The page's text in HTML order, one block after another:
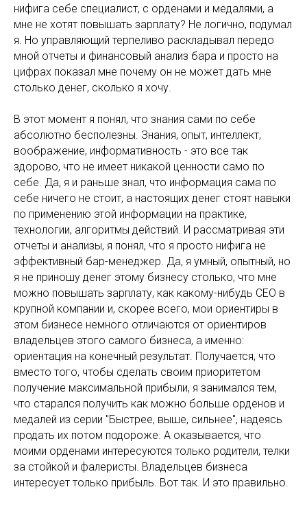
нифига себе специалист, с орденами и медалями, а
мне не хотят повышать зарплату? Не логично, подумал
я. Но управляющий терпеливо раскладывал передо
мной отчеты и финансовый анализ бара и просто на
цифрах показал мне почему он не может дать мне
столько денег, сколько я хочу.
В этот момент я понял, что знания сами по себе
абсолютно бесполезны. Знания, опыт, интеллект,
воображение, информативность - это все так
здорово, что не имеет никакой ценности само по
себе. Да, я и раньше знал, что информация сама по
себе ничего не стоит, а настоящих денег стоят навыки
по применению этой информации на практике,
технологии, алгоритмы действий. И рассматривая эти
отчеты и анализы, я понял, что я просто нифига не
эффективный бар-менеджер. Да, я умный, опытный, но
я не приношу денег этому бизнесу столько, что мне
можно повышать зарплату, как какому-нибудь СЕО в
крупной компании и, скорее всего, мои ориентиры в
этом бизнесе немного отличаются от ориентиров
владельцев этого самого бизнеса, а именно:
ориентация на конечный результат. Получается, что
вместо того, чтобы сделать своим приоритетом
получение максимальной прибыли, я занимался тем,
что старался получить как можно больше орденов и
медалей из серии "Быстрее, выше, сильнее", надеясь
продать их потом подороже. А оказывается, что
моими орденами интересуются только родители, телки
за стойкой и фалеристы. Владельцев бизнеса
интересует только прибыль. Вот так. И это правильно.